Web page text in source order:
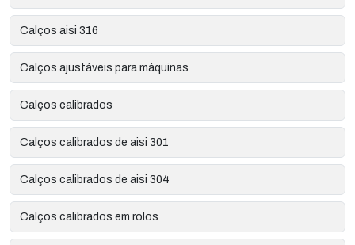
Calços aisi 316
Calços ajustáveis para máquinas
Calços calibrados
Calços calibrados de aisi 301
Calços calibrados de aisi 304
Calços calibrados em rolos